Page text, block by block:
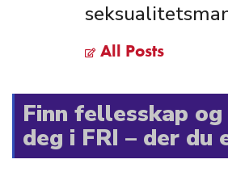
All Posts
Finn fellesskap
deg i FRI – der du